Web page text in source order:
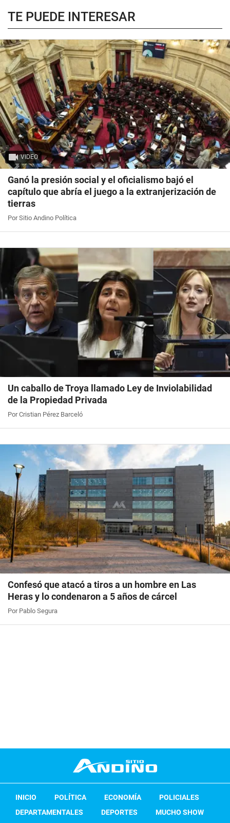
TE PUEDE INTERESAR
VIDEO
Ganó la presión social y el oficialismo bajó el
capítulo que abría el juego a la extranjerización de
tierras
Por Sitio Andino Política
Un caballo de Troya llamado Ley de Inviolabilidad
de la Propiedad Privada
Por Cristian Pérez Barceló
Confesó que atacó a tiros a un hombre en Las
Heras y lo condenaron a 5 años de cárcel
Por Pablo Segura
INICIO POLÍTICA ECONOMÍA
POLICIALES
DEPARTAMENTALES
DEPORTES
MUCHO SHOW